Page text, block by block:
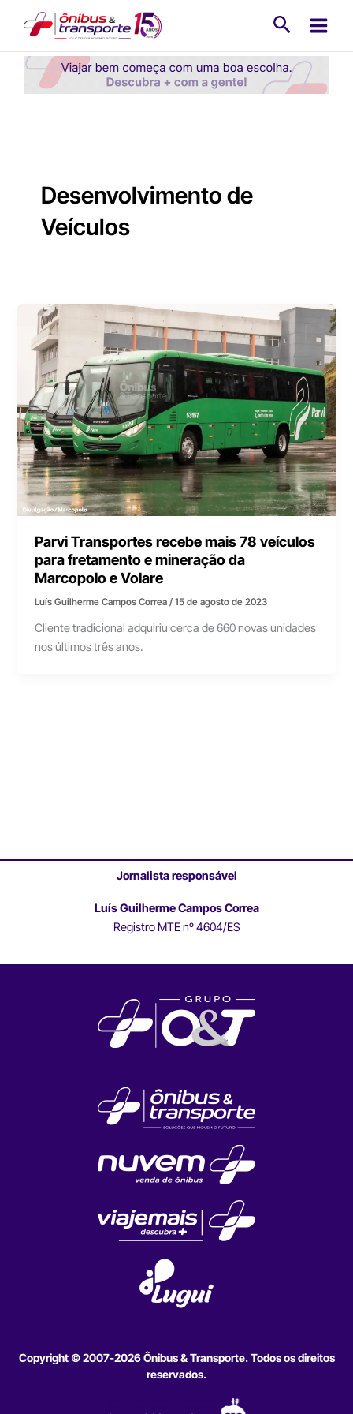
conteúdo
Desenvolvimento de
Veículos
Parvi Transportes recebe mais 78 veículos
para fretamento e mineração da
Marcopolo e Volare
Luís Guilherme Campos Correa/15 de agosto de 2023
Cliente tradicional adquiriu cerca de 660 novas unidades
nos últimos três anos.
Jornalista responsável
Luís Guilherme Campos Correa
Registro MTE nº 4604/ES
Copyright © 2007-2026 Ônibus & Transporte. Todos os direitos
reservados.